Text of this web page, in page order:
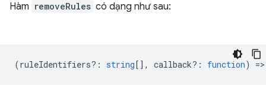
Hàm removeRules có dạng như sau:
(ruleIdentifiers? : string [], callback? : function)